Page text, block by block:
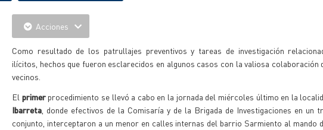
Acciones
Como resultado de los patrullajes preventivos y tareas de investigación
ilícitos, hechos que fueron esclarecidos en algunos casos con la valiosa colaboración
vecinos.
El primerprocedimiento se llevó a cabo en la jornada del miércoles último en la
Ibarreta, donde efectivos de la Comisaría y de la Brigada de Investigaciones en un
conjunto, interceptaron a un menor en calles internas del barrio Sarmiento al mando